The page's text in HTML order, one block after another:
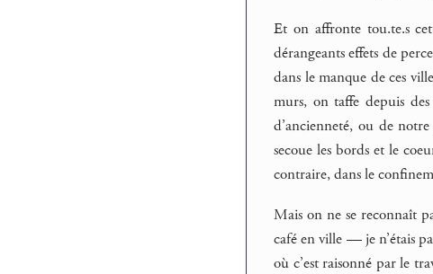
Et on affronte tou.te.s
dérangeants effets de
dans le manque de ces
murs, on taffe depuis
d’ancienneté, ou de notre
secoue les bords et le
contraire, dans le
Mais on ne se reconnaît
café en ville — je n’étais
où c’est raisonné par le